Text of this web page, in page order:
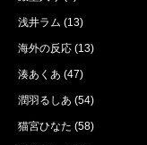
浅井ラム (13)
海外の反応 (13)
湊あくあ (47)
潤羽るしあ (54)
猫宮ひなた (58)